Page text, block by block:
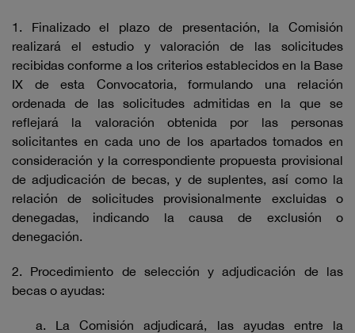
1. Finalizado el plazo de presentación, la Comisión
realizará el estudio y valoración de las solicitudes
recibidas conforme a los criterios establecidos en la Base
IX de esta Convocatoria, formulando una relación
ordenada de las solicitudes admitidas en la que se
reflejará la valoración obtenida por las personas
solicitantes en cada uno de los apartados tomados en
consideración y la correspondiente propuesta provisional
de adjudicación de becas, y de suplentes, así como la
relación de solicitudes provisionalmente excluidas o
denegadas, indicando la causa de exclusión o
denegación.
2. Procedimiento de selección y adjudicación de las
becas o ayudas:
a. La Comisión adjudicará, las ayudas entre la